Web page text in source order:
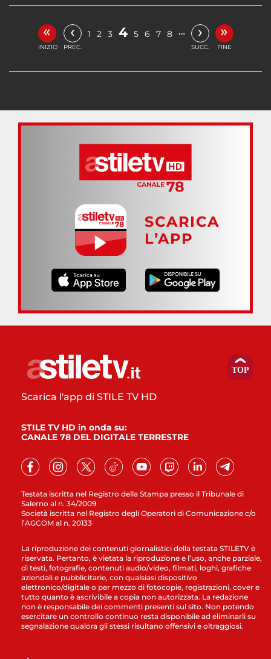
«
INIZIO
‹
PREC.
1 2 3 4 5 6 7 8 … ›
SUCC.
»
FINE
SCARICA
L’APP
Testata iscritta nel Registro della Stampa presso il Tribunale di
Salerno al n. 34/2009
Società iscritta nel Registro degli Operatori di Comunicazione c/o
l’AGCOM al n. 20133
Scarica l'app di STILE TV HD
STILE TV HD in onda su:
CANALE 78 DEL DIGITALE TERRESTRE
La riproduzione dei contenuti giornalistici della testata STILETV è
riservata. Pertanto, è vietata la riproduzione e l’uso, anche parziale,
di testi, fotografie, contenuti audio/video, filmati, loghi, grafiche
aziendali e pubblicitarie, con qualsiasi dispositivo
elettronico/digitale o per mezzo di fotocopie, registrazioni, cover e
tutto quanto è ascrivibile a copia non autorizzata. La redazione
non è responsabile dei commenti presenti sul sito. Non potendo
esercitare un controllo continuo resta disponibile ad eliminarli su
segnalazione qualora gli stessi risultano offensivi e oltraggiosi.